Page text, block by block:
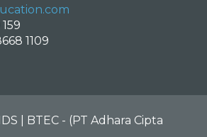
1109
| BTEC - (PT Adhara Cipta